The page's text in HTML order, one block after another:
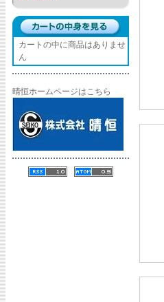
カートの中に商品はありませ
ん
晴恒ホームページはこちら